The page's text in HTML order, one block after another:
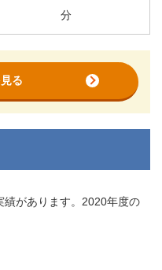
分
る
があります。2020年度の